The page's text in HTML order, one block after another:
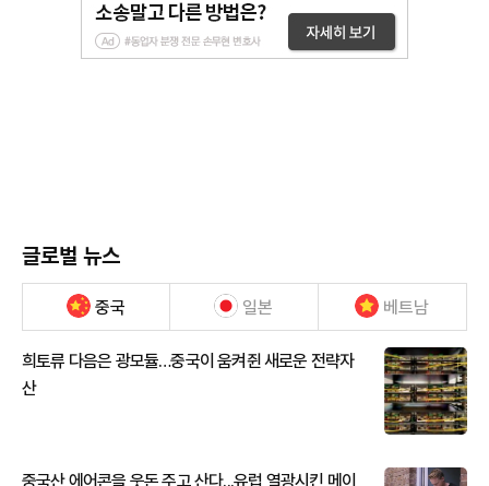
글로벌 뉴스
중국 일본 베트남
희토류 다음은 광모듈…중국이 움켜쥔 새로운 전략자
산
중국산 에어콘을 웃돈 주고 산다...유럽 열광시킨 메이